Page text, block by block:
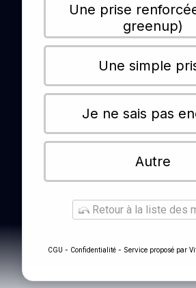
Une prise
greenup)
Une simple
Je ne sais pas
Autre
Retour à la liste des
CGU - Confidentialité - Service proposé par